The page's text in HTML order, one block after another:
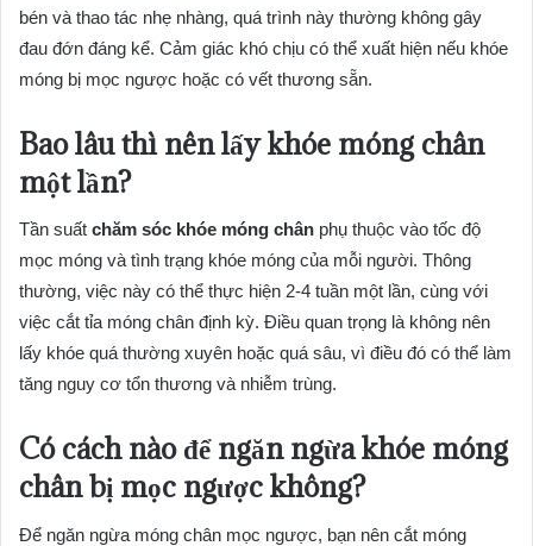
bén và thao tác nhẹ nhàng, quá trình này thường không gây
đau đớn đáng kể. Cảm giác khó chịu có thể xuất hiện nếu khóe
móng bị mọc ngược hoặc có vết thương sẵn.
Bao lâu thì nên lấy khóe móng chân
một lần?
Tần suất chăm sóc khóe móng chân phụ thuộc vào tốc độ
mọc móng và tình trạng khóe móng của mỗi người. Thông
thường, việc này có thể thực hiện 2-4 tuần một lần, cùng với
việc cắt tỉa móng chân định kỳ. Điều quan trọng là không nên
lấy khóe quá thường xuyên hoặc quá sâu, vì điều đó có thể làm
tăng nguy cơ tổn thương và nhiễm trùng.
Có cách nào để ngăn ngừa khóe móng
chân bị mọc ngược không?
Để ngăn ngừa móng chân mọc ngược, bạn nên cắt móng